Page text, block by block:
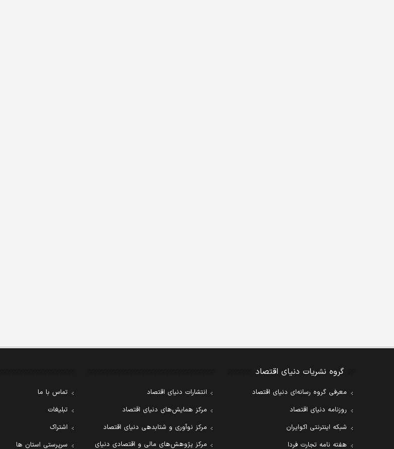
گروه نشریات دنیای اقتصاد
معرفی گروه رسانه‌ای دنیای اقتصاد
روزنامه دنیای اقتصاد
شبکه اینترنتی اکوایران
هفته نامه تجارت فردا
انتشارات دنیای اقتصاد
مرکز همایش‌های دنیای اقتصاد
مرکز نوآوری و شتابدهی دنیای اقتصاد
مرکز پژوهش‌های مالی و اقتصادی دنیای
تماس با ما
تبلیغات
اشتراک
سرپرستی استان ها